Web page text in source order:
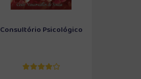
Consultório Psicológico